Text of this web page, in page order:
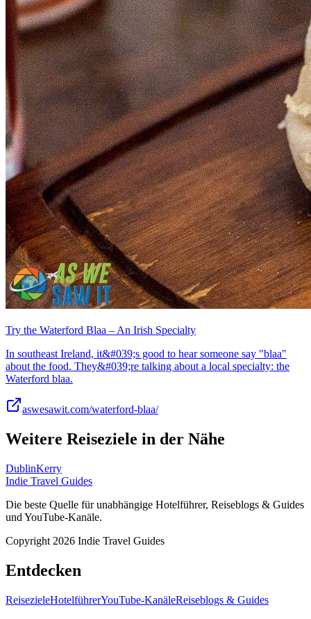
Try the Waterford Blaa – An Irish Specialty
In southeast Ireland, it&#039;s good to hear someone say "blaa"
about the food. They&#039;re talking about a local specialty: the
Waterford blaa.
aswesawit.com/waterford-blaa/
Weitere Reiseziele in der Nähe
DublinKerry
Indie Travel Guides
Die beste Quelle für unabhängige Hotelführer, Reiseblogs & Guides
und YouTube-Kanäle.
Copyright 2026 Indie Travel Guides
Entdecken
ReisezieleHotelführerYouTube-KanäleReiseblogs & Guides